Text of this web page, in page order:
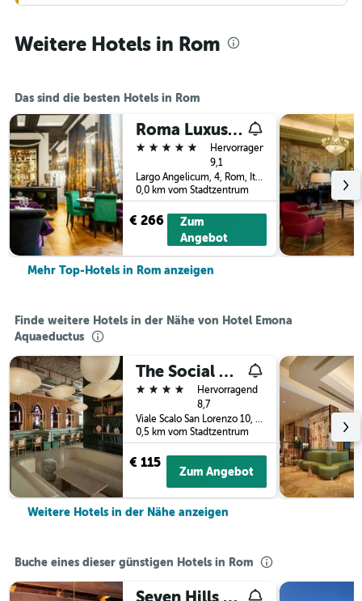
Weitere Hotels in Rom
Das sind die besten Hotels in Rom
Roma Luxus Hotel
5 Sterne
Hervorragend
9,1
Largo Angelicum, 4, Rom, Italien
0,0 km vom Stadtzentrum
€ 266
Zum
Angebot
Mehr Top-Hotels in Rom anzeigen
Finde weitere Hotels in der Nähe von Hotel Emona
Aquaeductus
The Social Hub Rome
4 Sterne
Hervorragend
8,7
Viale Scalo San Lorenzo 10, Rom, Italien
0,5 km vom Stadtzentrum
€ 115
Zum Angebot
Weitere Hotels in der Nähe anzeigen
Buche eines dieser günstigen Hotels in Rom